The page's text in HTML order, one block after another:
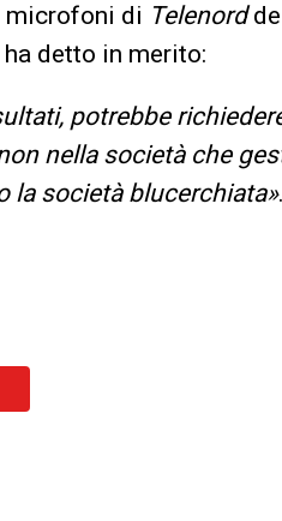
microfoni di Telenord
detto in merito:
potrebbe
nella società che
la società blucerchiata».